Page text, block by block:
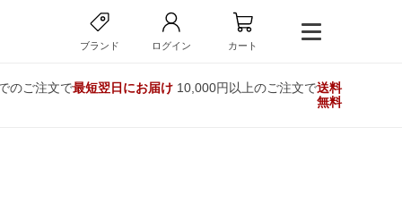
ブランド ログイン カート
のご注文で最短翌日にお届け10,000円以上のご注文で送料
無料